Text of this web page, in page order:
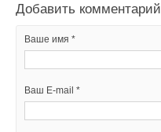
Добавить комментарий
Ваше имя *
Ваш E-mail *